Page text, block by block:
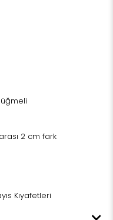
2 cm fark
Kıyafetleri